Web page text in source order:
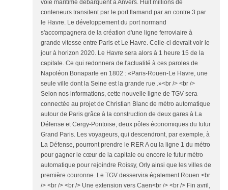
voie maritime débarquent à Anvers. Huit millions de
conteneurs transitent par le port flamand par an contre 3 par
le Havre. Le développement du port normand
s'accompagnera de la création d'une ligne ferroviaire à
grande vitesse entre Paris et Le Havre. Celle-ci devrait voir le
jour à horizon 2020. Le Havre sera alors à 1 heure 15 de la
capitale. Ce qui redonnera de l'actualité à ces paroles de
Napoléon Bonaparte en 1802 : «Paris-Rouen-Le Havre, une
seule ville dont la Seine est la grande rue .»<br /> <br />
Selon nos informations, cette nouvelle ligne de TGV sera
connectée au projet de Christian Blanc de métro automatique
autour de Paris grâce à la construction de deux gares à La
Défense et Cergy-Pontoise, deux pôles économiques du futur
Grand Paris. Les voyageurs, qui descendront, par exemple, à
La Défense, pourront prendre le RER A ou la ligne 1 du métro
pour gagner le cœur de la capitale ou encore le futur métro
automatique pour rejoindre Roissy, Orly ainsi que les villes de
première couronne. Le TGV desservira également Rouen.<br
/> <br /> <br /> Une extension vers Caen<br /> <br /> Fin avril,